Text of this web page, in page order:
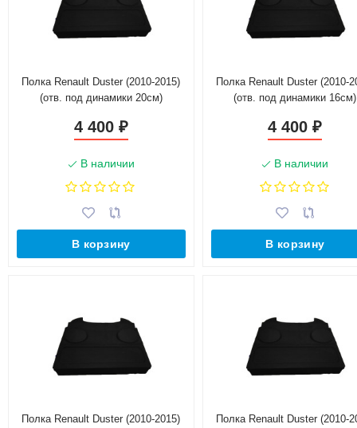
Полка Renault Duster (2010-2015)
(отв. под динамики 20см)
4 400 ₽
В наличии
В корзину
Полка Renault Duster (2010-
(отв. под динамики 16см)
4 400₽
В наличии
В корзину
Полка Renault Duster (2010-2015)
Полка Renault Duster (2010-